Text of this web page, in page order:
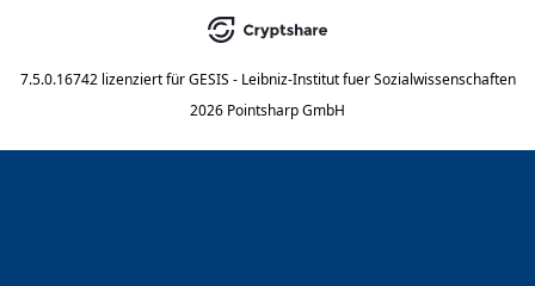
7.5.0.16742 lizenziert für GESIS - Leibniz-Institut fuer Sozialwissenschaften
2026 Pointsharp GmbH